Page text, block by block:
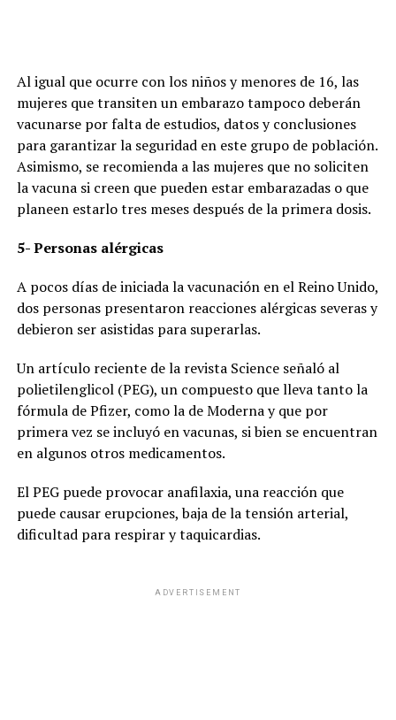
Al igual que ocurre con los niños y menores de 16, las
mujeres que transiten un embarazo tampoco deberán
vacunarse por falta de estudios, datos y conclusiones
para garantizar la seguridad en este grupo de población.
Asimismo, se recomienda a las mujeres que no soliciten
la vacuna si creen que pueden estar embarazadas o que
planeen estarlo tres meses después de la primera dosis.
5- Personas alérgicas
A pocos días de iniciada la vacunación en el Reino Unido,
dos personas presentaron reacciones alérgicas severas y
debieron ser asistidas para superarlas.
Un artículo reciente de la revista Science señaló al
polietilenglicol (PEG), un compuesto que lleva tanto la
fórmula de Pfizer, como la de Moderna y que por
primera vez se incluyó en vacunas, si bien se encuentran
en algunos otros medicamentos.
El PEG puede provocar anafilaxia, una reacción que
puede causar erupciones, baja de la tensión arterial,
dificultad para respirar y taquicardias.
ADVERTISEMENT